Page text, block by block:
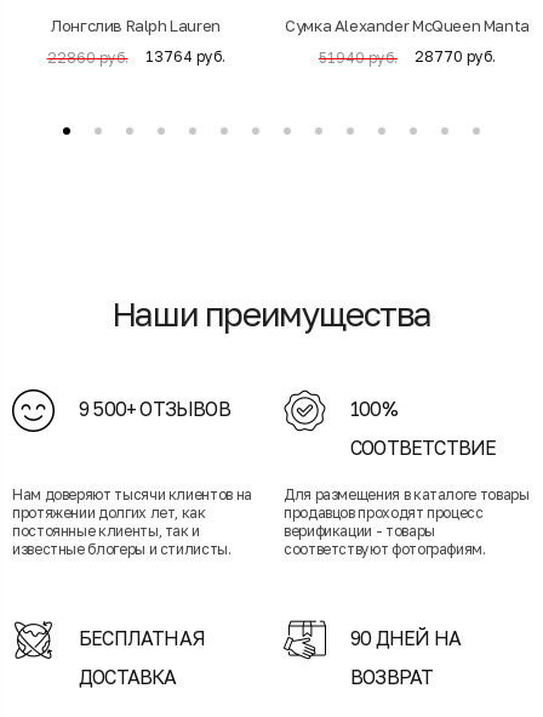
Лонгслив Ralph Lauren
22860 руб. 13764 руб.
Cумка Alexander McQueen Manta
51940 руб. 28770 руб.
Наши преимущества
9 500+ ОТЗЫВОВ
Нам доверяют тысячи клиентов на
протяжении долгих лет, как
постоянные клиенты, так и
известные блогеры и стилисты.
100%
СООТВЕТСТВИЕ
Для размещения в каталоге товары
продавцов проходят процесс
верификации - товары
соответствуют фотографиям.
БЕСПЛАТНАЯ
ДОСТАВКА
90 ДНЕЙ НА
ВОЗВРАТ